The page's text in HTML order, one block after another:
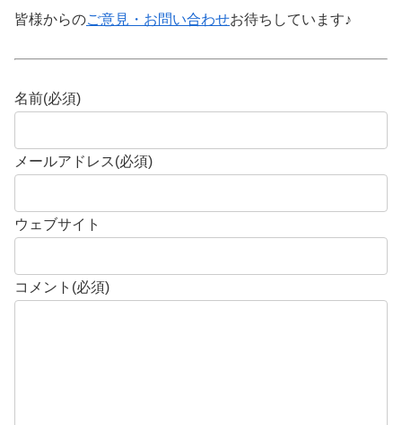
皆様からのご意見・お問い合わせお待ちしています♪
名前(必須)
メールアドレス(必須)
ウェブサイト
コメント (必須)